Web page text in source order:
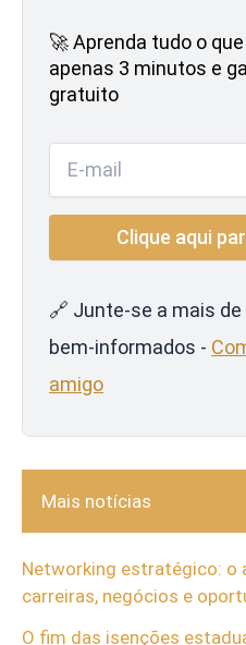
🚀 Aprenda tudo o
apenas 3 minutos e
gratuito
🔗 Junte-se a mais
bem-informados -
amigo
Mais notícias
Networking estratégico: o
carreiras, negócios e
O fim das isenções